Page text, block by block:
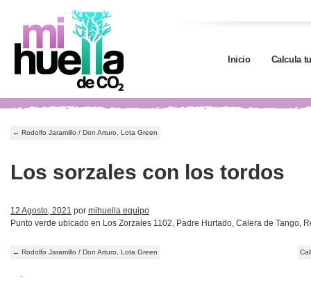
Inicio Calcula
← Rodolfo Jaramillo / Don Arturo, Lota Green
Los sorzales con los tordos
12 Agosto, 2021 por mihuella equipo
Punto verde ubicado en Los Zorzales 1102, Padre Hurtado, Calera de Tango,
← Rodolfo Jaramillo / Don Arturo, Lota Green
.